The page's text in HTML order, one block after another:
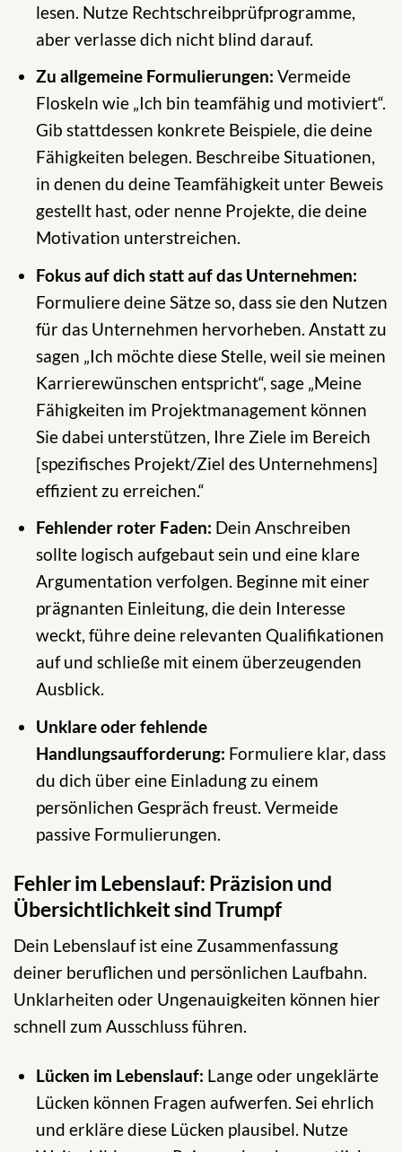
lesen. Nutze Rechtschreibprüfprogramme,
aber verlasse dich nicht blind darauf.
Zu allgemeine Formulierungen: Vermeide
Floskeln wie „Ich bin teamfähig und motiviert“.
Gib stattdessen konkrete Beispiele, die deine
Fähigkeiten belegen. Beschreibe Situationen,
in denen du deine Teamfähigkeit unter Beweis
gestellt hast, oder nenne Projekte, die deine
Motivation unterstreichen.
Fokus auf dich statt auf das Unternehmen:
Formuliere deine Sätze so, dass sie den Nutzen
für das Unternehmen hervorheben. Anstatt zu
sagen „Ich möchte diese Stelle, weil sie meinen
Karrierewünschen entspricht“, sage „Meine
Fähigkeiten im Projektmanagement können
Sie dabei unterstützen, Ihre Ziele im Bereich
[spezifisches Projekt/Ziel des Unternehmens]
effizient zu erreichen.“
Fehlender roter Faden: Dein Anschreiben
sollte logisch aufgebaut sein und eine klare
Argumentation verfolgen. Beginne mit einer
prägnanten Einleitung, die dein Interesse
weckt, führe deine relevanten Qualifikationen
auf und schließe mit einem überzeugenden
Ausblick.
Unklare oder fehlende
Handlungsaufforderung: Formuliere klar, dass
du dich über eine Einladung zu einem
persönlichen Gespräch freust. Vermeide
passive Formulierungen.
Fehler im Lebenslauf: Präzision und
Übersichtlichkeit sind Trumpf
Dein Lebenslauf ist eine Zusammenfassung
deiner beruflichen und persönlichen Laufbahn.
Unklarheiten oder Ungenauigkeiten können hier
schnell zum Ausschluss führen.
Lücken im Lebenslauf: Lange oder ungeklärte
Lücken können Fragen aufwerfen. Sei ehrlich
und erkläre diese Lücken plausibel. Nutze